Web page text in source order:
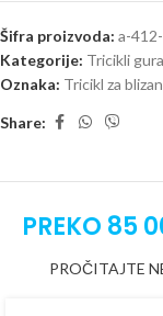
Šifra proizvoda: a-
Kategorije: Tricikli
Oznaka: Tricikl za
Share:
PREKO 85
PROČITAJTE